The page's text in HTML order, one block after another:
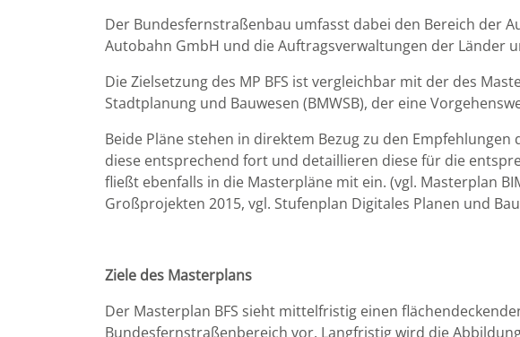
Der Bundesfernstraßenbau umfasst dabei den Bereich der
Autobahn GmbH und die Auftragsverwaltungen der Länder
Die Zielsetzung des MP BFS ist vergleichbar mit der des
Stadtplanung und Bauwesen (BMWSB), der eine
Beide Pläne stehen in direktem Bezug zu den
diese entsprechend fort und detaillieren diese für die
fließt ebenfalls in die Masterpläne mit ein. (vgl. Masterplan
Großprojekten 2015, vgl. Stufenplan Digitales Planen und
Ziele des Masterplans
Der Masterplan BFS sieht mittelfristig einen
Bundesfernstraßenbereich vor. Langfristig wird die